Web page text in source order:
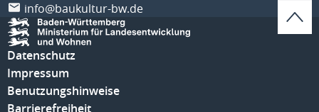
info@baukultur-bw.de
Datenschutz
Impressum
Benutzungshinweise
Barrierefreiheit